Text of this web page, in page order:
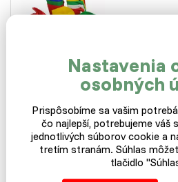
Skladom
Plastová odmerka na kŕmne
materiál.
2,49 €
Nastavenia
osobných
Prispôsobíme sa vašim
čo najlepší, potrebujeme váš
jednotlivých súborov cookie a
tretím stranám. Súhlas
tlačidlo